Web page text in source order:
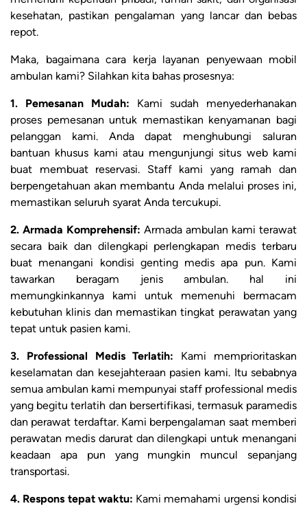
kesehatan, pastikan pengalaman yang lancar dan bebas
repot.
Maka, bagaimana cara kerja layanan penyewaan mobil
ambulan kami? Silahkan kita bahas prosesnya:
1. Pemesanan Mudah: Kami sudah menyederhanakan
proses pemesanan untuk memastikan kenyamanan bagi
pelanggan kami. Anda dapat menghubungi saluran
bantuan khusus kami atau mengunjungi situs web kami
buat membuat reservasi. Staff kami yang ramah dan
berpengetahuan akan membantu Anda melalui proses ini,
memastikan seluruh syarat Anda tercukupi.
2. Armada Komprehensif: Armada ambulan kami terawat
secara baik dan dilengkapi perlengkapan medis terbaru
buat menangani kondisi genting medis apa pun. Kami
tawarkan beragam jenis ambulan. hal ini
memungkinkannya kami untuk memenuhi bermacam
kebutuhan klinis dan memastikan tingkat perawatan yang
tepat untuk pasien kami.
3. Professional Medis Terlatih: Kami memprioritaskan
keselamatan dan kesejahteraan pasien kami. Itu sebabnya
semua ambulan kami mempunyai staff professional medis
yang begitu terlatih dan bersertifikasi, termasuk paramedis
dan perawat terdaftar. Kami berpengalaman saat memberi
perawatan medis darurat dan dilengkapi untuk menangani
keadaan apa pun yang mungkin muncul sepanjang
transportasi.
4. Respons tepat waktu: Kami memahami urgensi kondisi